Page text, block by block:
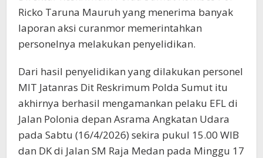
Ricko Taruna Mauruh yang menerima banyak
laporan aksi curanmor memerintahkan
personelnya melakukan penyelidikan.
Dari hasil penyelidikan yang dilakukan personel
MIT Jatanras Dit Reskrimum Polda Sumut itu
akhirnya berhasil mengamankan pelaku EFL di
Jalan Polonia depan Asrama Angkatan Udara
pada Sabtu (16/4/2026) sekira pukul 15.00 WIB
dan DK di Jalan SM Raja Medan pada Minggu 17